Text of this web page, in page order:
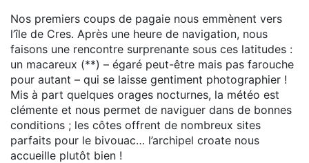
Nos premiers coups de pagaie nous emmènent vers
l’île de Cres. Après une heure de navigation, nous
faisons une rencontre surprenante sous ces latitudes :
un macareux (**) – égaré peut-être mais pas farouche
pour autant – qui se laisse gentiment photographier !
Mis à part quelques orages nocturnes, la météo est
clémente et nous permet de naviguer dans de bonnes
conditions ; les côtes offrent de nombreux sites
parfaits pour le bivouac… l’archipel croate nous
accueille plutôt bien !